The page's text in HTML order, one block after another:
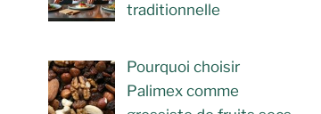
traditionnelle
Pourquoi choisir
Palimex comme